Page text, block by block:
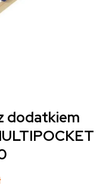
dodatkiem